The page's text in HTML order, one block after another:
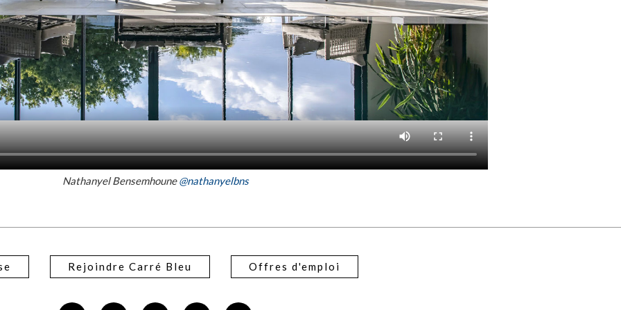
Nathanyel Bensemhoune@nathanyelbns
Rejoindre Carré Bleu Offres d'emploi